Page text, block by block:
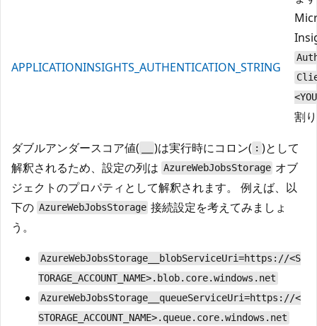
APPLICATIONINSIGHTS_AUTHENTICATION_STRING
割
ダブルアンダースコア値(
)は実行時にコロン( : )として
解釈されるため、設定の列は AzureWebJobsStorage オブ
ジェクトのプロパティとして解釈されます。 例えば、以
下の AzureWebJobsStorage 接続設定を考えてみましょ
う。
AzureWebJobsStorage__blobServiceUri=https://<S
TORAGE_ACCOUNT_NAME>.blob.core.windows.net
AzureWebJobsStorage__queueServiceUri=https://<
STORAGE_ACCOUNT_NAME>.queue.core.windows.net